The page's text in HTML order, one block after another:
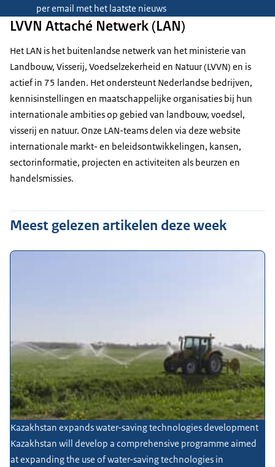
per email met het laatste nieuws
LVVN Attaché Netwerk (LAN)
Het LAN is het buitenlandse netwerk van het ministerie van
Landbouw, Visserij, Voedselzekerheid en Natuur (LVVN) en is
actief in 75 landen. Het ondersteunt Nederlandse bedrijven,
kennisinstellingen en maatschappelijke organisaties bij hun
internationale ambities op gebied van landbouw, voedsel,
visserij en natuur. Onze LAN-teams delen via deze website
internationale markt- en beleidsontwikkelingen, kansen,
sectorinformatie, projecten en activiteiten als beurzen en
handelsmissies.
Meest gelezen artikelen deze week
Kazakhstan expands water-saving technologies development
Kazakhstan will develop a comprehensive programme aimed
at expanding the use of water-saving technologies in